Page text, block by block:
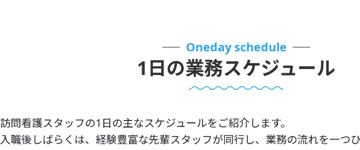
Oneday schedule
1日の業務スケジュール
訪問看護スタッフの1日の主なスケジュールをご紹介します。
入職後しばらくは、経験豊富な先輩スタッフが同行し、業務の流れを一つ